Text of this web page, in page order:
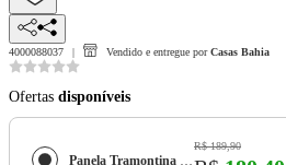
4000088037 Vendido e entregue por Casas Bahia
Ofertas disponíveis
Panela Tramontina Milazzo 18cm Alumínio Antiaderente Starflon Max Soft-touch Amêndoa
R$ 189,90